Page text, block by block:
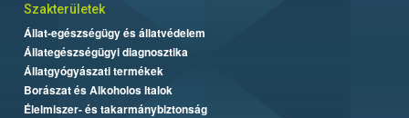
Szakterületek
Állat-egészségügy és állatvédelem
Állategészségügyi diagnosztika
Állatgyógyászati termékek
Borászat és Alkoholos Italok
Élelmiszer- és takarmánybiztonság